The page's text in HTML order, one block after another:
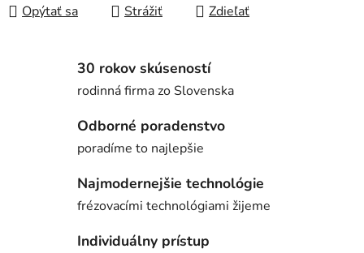
Opýtať sa Strážiť Zdieľať
30 rokov skúseností
rodinná firma zo Slovenska
Odborné poradenstvo
poradíme to najlepšie
Najmodernejšie technológie
frézovacími technológiami žijeme
Individuálny prístup